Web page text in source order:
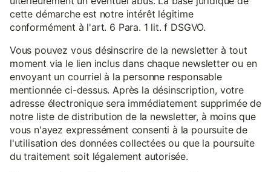
cette démarche est notre intérêt légitime
conformément à l'art. 6 Para. 1 lit. f DSGVO.
Vous pouvez vous désinscrire de la newsletter à tout
moment via le lien inclus dans chaque newsletter ou en
envoyant un courriel à la personne responsable
mentionnée ci-dessus. Après la désinscription, votre
adresse électronique sera immédiatement supprimée de
notre liste de distribution de la newsletter, à moins que
vous n'ayez expressément consenti à la poursuite de
l'utilisation des données collectées ou que la poursuite
du traitement soit légalement autorisée.